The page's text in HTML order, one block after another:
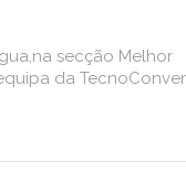
secção Melhor
da